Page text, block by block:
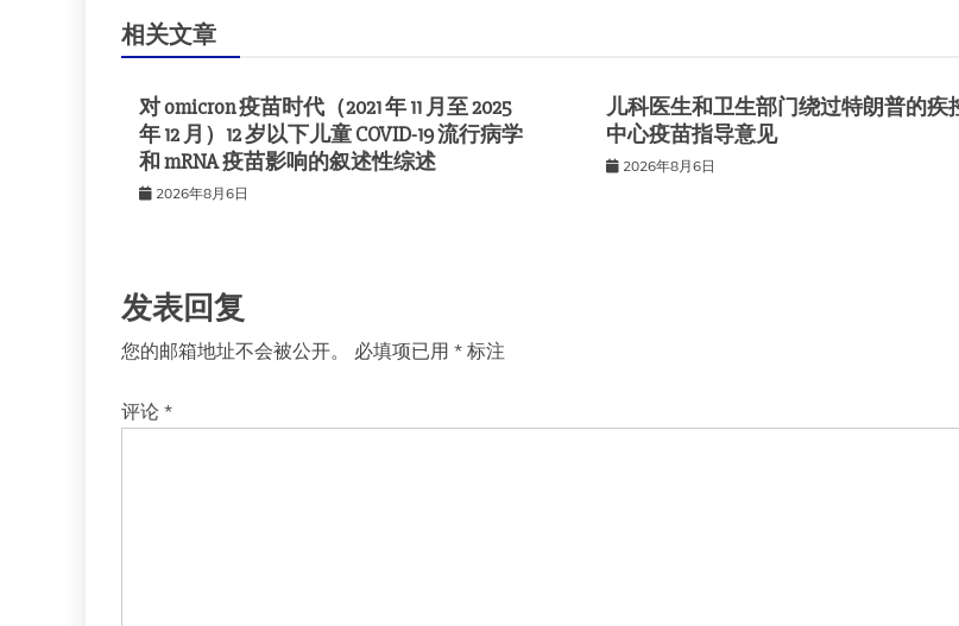
导
航
相关文章
对 omicron 疫苗时代（2021 年 11 月至 2025
年 12 月）12 岁以下儿童 COVID-19 流行病学
和 mRNA 疫苗影响的叙述性综述
2026年8月6日
儿科医生和卫生部门绕过特朗普的疾
中心疫苗指导意见
2026年8月6日
发表回复
您的邮箱地址不会被公开。 必填项已用 * 标注
评论 *